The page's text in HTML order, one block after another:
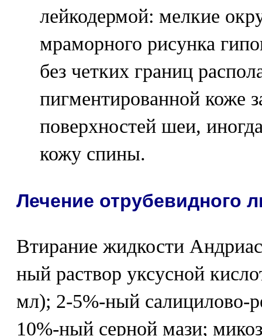
лейкодермой: мелкие
мраморного рисунка
без четких границ
пигментированной коже
поверхностей шеи,
кожу спины.
Лечение отрубевидного
Втирание жидкости
ный раствор уксусной
мл); 2-5%-ный салицилово-
10%-ный серной мази;